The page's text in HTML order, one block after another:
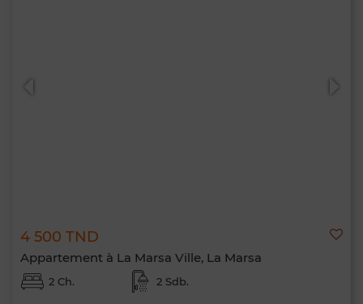
4 500 TND
Appartement à La Marsa Ville, La Marsa
2 Ch. 2 Sdb.